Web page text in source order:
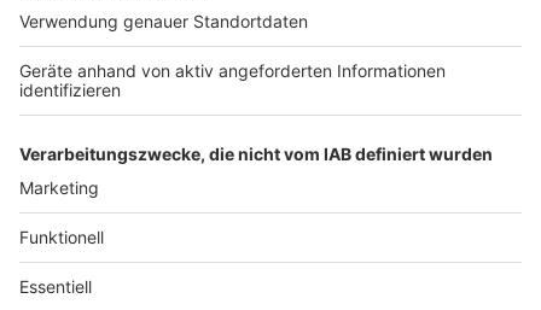
ANTENNE BAYERN GROUP
Stiftung ANTENNE BAYERN
hilft
Teilnahmebedingungen
Grounding Page ANTENNE
BAYERN
Datenschutz­erklärung